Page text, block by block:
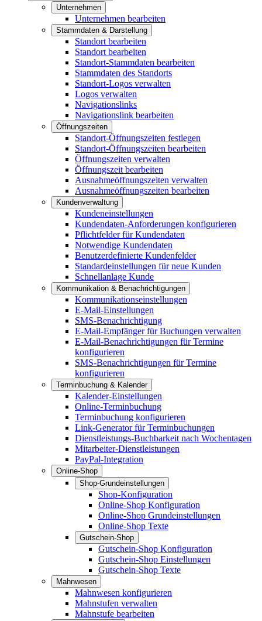
Unternehmen
Unternehmen bearbeiten
Stammdaten & Darstellung
Standort bearbeiten
Standort bearbeiten
Standort-Stammdaten bearbeiten
Stammdaten des Standorts
Standort-Logos verwalten
Logos verwalten
Navigationslinks
Navigationslink bearbeiten
Öffnungszeiten
Standort-Öffnungszeiten festlegen
Standort-Öffnungszeiten bearbeiten
Öffnungszeiten verwalten
Öffnungszeit bearbeiten
Ausnahmeöffnungszeiten verwalten
Ausnahmeöffnungszeiten bearbeiten
Kundenverwaltung
Kundeneinstellungen
Kundendaten-Anforderungen konfigurieren
Pflichtfelder für Kundendaten
Notwendige Kundendaten
Benutzerdefinierte Kundenfelder
Standardeinstellungen für neue Kunden
Schnellanlage Kunde
Kommunikation & Benachrichtigungen
Kommunikationseinstellungen
E-Mail-Einstellungen
SMS-Benachrichtigung
E-Mail-Empfänger für Buchungen verwalten
E-Mail-Benachrichtigungen für Termine
konfigurieren
SMS-Benachrichtigungen für Termine
konfigurieren
Terminbuchung & Kalender
Kalender-Einstellungen
Online-Terminbuchung
Terminbuchung konfigurieren
Link-Generator für Terminbuchungen
Dienstleistungs-Buchbarkeit nach Wochentagen
Mitarbeiter-Dienstleistungen
PayPal-Integration
Online-Shop
Shop-Grundeinstellungen
Shop-Konfiguration
Online-Shop Konfiguration
Online-Shop Grundeinstellungen
Online-Shop Texte
Gutschein-Shop
Gutschein-Shop Konfiguration
Gutschein-Shop Einstellungen
Gutschein-Shop Texte
Mahnwesen
Mahnwesen konfigurieren
Mahnstufen verwalten
Mahnstufe bearbeiten